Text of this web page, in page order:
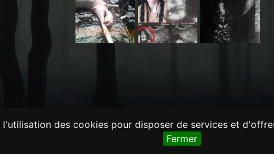
des cookies pour disposer de services et
Fermer
LaRevueGeek.com